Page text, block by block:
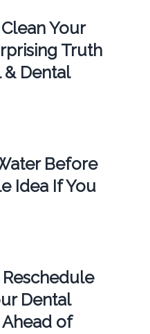
Your
Truth
Dental
Before
Idea If You
Dental
of